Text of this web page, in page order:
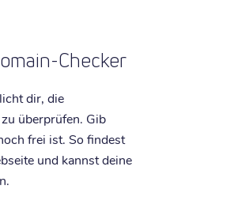
Checker
dir, die
überprüfen. Gib
frei ist. So findest
und kannst deine